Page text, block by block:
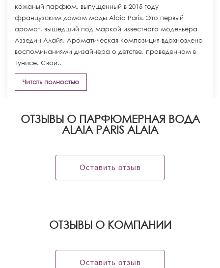
кожаный парфюм, выпущенный в 2015 году
французским домом моды Alaia Paris. Это первый
аромат, вышедший под маркой известного модельера
Аззедин Алайя. Ароматическая композиция вдохновлена
воспоминаниями дизайнера о детстве, проведенном в
Тунисе. Свои..
Читать полностью
ОТЗЫВЫ О ПАРФЮМЕРНАЯ ВОДА
ALAIA PARIS ALAIA
Оставить отзыв
OТЗЫВЫ О КОМПАНИИ
Оставить отзыв